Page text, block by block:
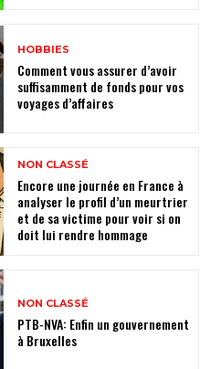
HOBBIES
Comment vous assurer d’avoir
suffisamment de fonds pour vos
voyages d’affaires
NON CLASSÉ
Encore une journée en France à
analyser le profil d’un meurtrier
et de sa victime pour voir si on
doit lui rendre hommage
NON CLASSÉ
PTB-NVA: Enfin un gouvernement
à Bruxelles